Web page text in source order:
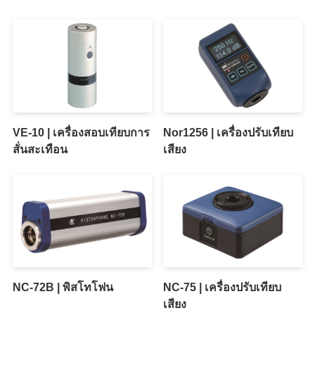
VE-10 | เครื่องสอบเทียบการ
สั่นสะเทือน
Nor1256 | เครื่องปรับเทียบ
เสียง
NC-72B | พิสโทโฟน
NC-75 | เครื่องปรับเทียบ
เสียง